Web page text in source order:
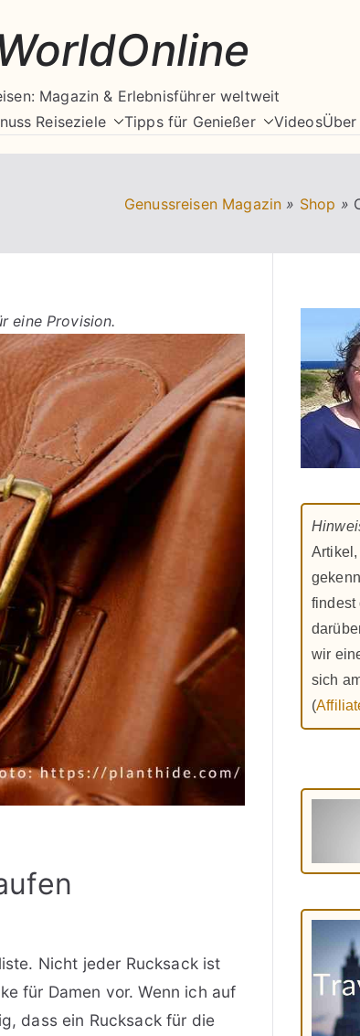
Magazin & Erlebnisführer weltweit
Reiseziele Tipps für Genießer VideosÜber
Genussreisen Magazin » Shop »
eine Provision.
Nicht jeder Rucksack ist
für Damen vor. Wenn ich auf
dass ein Rucksack für die
findest
wir
sich
(